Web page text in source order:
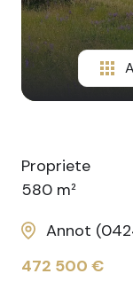
Propriete
580 m²
Annot
472 500 €